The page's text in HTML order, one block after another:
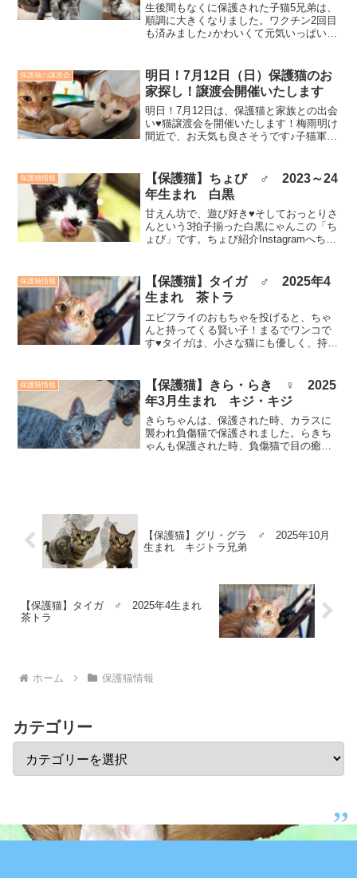
生後間もなくに保護された子猫5兄弟は、
順調に大きくなりました。ワクチン2回目
も済みました♪かわいくて元気いっぱいの
望しております2頭以上での譲渡を希望し
ております①一...
保護猫の譲渡会
明日！7月12日（日）保護猫のお
家探し！譲渡会開催いたします
明日！7月12日は、保護猫と家族との出会
い♥猫譲渡会を開催いたします！梅雨明け
間近で、お天気も良さそうです♪子猫軍も
ひ、ご家族みなさまでお越しください。
保護猫のためにご...
保護猫情報
【保護猫】ちょび ♂ 2023～24
年生まれ 白黒
甘えん坊で、遊び好き♥そしておっとりさ
んという3拍子揃った白黒にゃんこの「ち
ょび」です。ちょび紹介Instagramへちょ
様募集中
保護猫情報
【保護猫】タイガ ♂ 2025年4
生まれ 茶トラ
エビフライのおもちゃを投げると、ちゃ
んと持ってくる賢い子！まるでワンコで
す♥タイガは、小さな猫にも優しく、持っ
ガ Instagramへ 下から上バージョン持
ってこい遊...
保護猫情報
【保護猫】きら・らき ♀ 2025
年3月生まれ キジ・キジ
きらちゃんは、保護された時、カラスに
襲われ負傷猫で保護されました。らきち
ゃんも保護された時、負傷猫で目の癒着
【保護猫】グリ・グラ ♂ 2025年10月
生まれ キジトラ兄弟
【保護猫】タイガ ♂ 2025年4生まれ
茶トラ
ホーム 保護猫情報
カテゴリー